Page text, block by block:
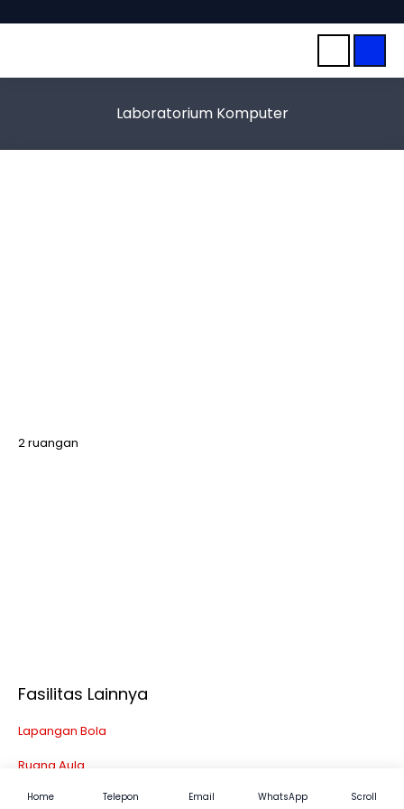
Laboratorium Komputer
2 ruangan
Fasilitas Lainnya
Lapangan Bola
Ruang Aula
Ruang Kelas
Home Telepon Email WhatsApp Scroll